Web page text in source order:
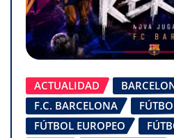
ACTUALIDAD
F.C. BARCELONA
FÚTBOL EUROPEO